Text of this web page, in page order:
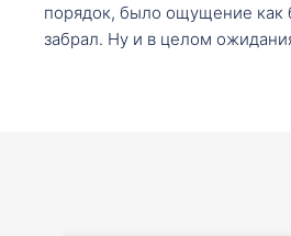
порядок, было ощущение как
забрал. Ну и в целом